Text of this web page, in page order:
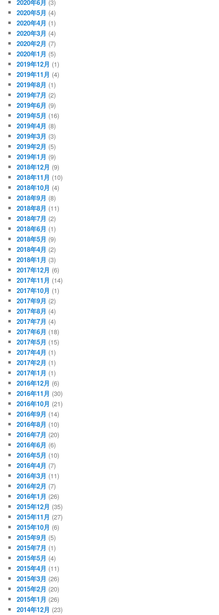
2020年6月 (3)
2020年5月 (4)
2020年4月 (1)
2020年3月 (4)
2020年2月 (7)
2020年1月 (5)
2019年12月 (1)
2019年11月 (4)
2019年8月 (1)
2019年7月 (2)
2019年6月 (9)
2019年5月 (16)
2019年4月 (8)
2019年3月 (3)
2019年2月 (5)
2019年1月 (9)
2018年12月 (9)
2018年11月 (10)
2018年10月 (4)
2018年9月 (8)
2018年8月 (11)
2018年7月 (2)
2018年6月 (1)
2018年5月 (9)
2018年4月 (2)
2018年1月 (3)
2017年12月 (6)
2017年11月 (14)
2017年10月 (1)
2017年9月 (2)
2017年8月 (4)
2017年7月 (4)
2017年6月 (18)
2017年5月 (15)
2017年4月 (1)
2017年2月 (1)
2017年1月 (1)
2016年12月 (6)
2016年11月 (30)
2016年10月 (21)
2016年9月 (14)
2016年8月 (10)
2016年7月 (20)
2016年6月 (6)
2016年5月 (10)
2016年4月 (7)
2016年3月 (11)
2016年2月 (7)
2016年1月 (26)
2015年12月 (35)
2015年11月 (27)
2015年10月 (6)
2015年9月 (5)
2015年7月 (1)
2015年5月 (4)
2015年4月 (11)
2015年3月 (26)
2015年2月 (20)
2015年1月 (26)
2014年12月 (23)